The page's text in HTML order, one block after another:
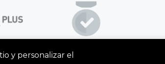
y personalizar el